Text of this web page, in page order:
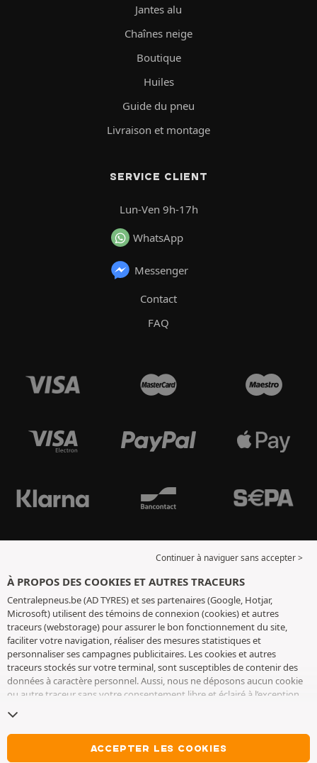
Jantes alu
Chaînes neige
Boutique
Huiles
Guide du pneu
Livraison et montage
SERVICE CLIENT
Lun-Ven 9h-17h
WhatsApp
Messenger
Contact
FAQ
Continuer à naviguer sans accepter >
À PROPOS DES COOKIES ET AUTRES TRACEURS
Centralepneus.be (AD TYRES) et ses partenaires (Google, Hotjar,
Microsoft) utilisent des témoins de connexion (cookies) et autres
traceurs (webstorage) pour assurer le bon fonctionnement du site,
faciliter votre navigation, réaliser des mesures statistiques et
personnaliser ses campagnes publicitaires. Les cookies et autres
traceurs stockés sur votre terminal, sont susceptibles de contenir des
données à caractère personnel. Aussi, nous ne déposons aucun cookie
ou autre traceur sans votre consentement libre et éclairé à l’exception
conservons votre choix pendant 6 mois. Vous pouvez retirer votre
consentement à tout moment en vous rendant sur lapage cookies et
. Vous pouvez choisir de continuer à naviguer sans
ACCEPTER LES COOKIES